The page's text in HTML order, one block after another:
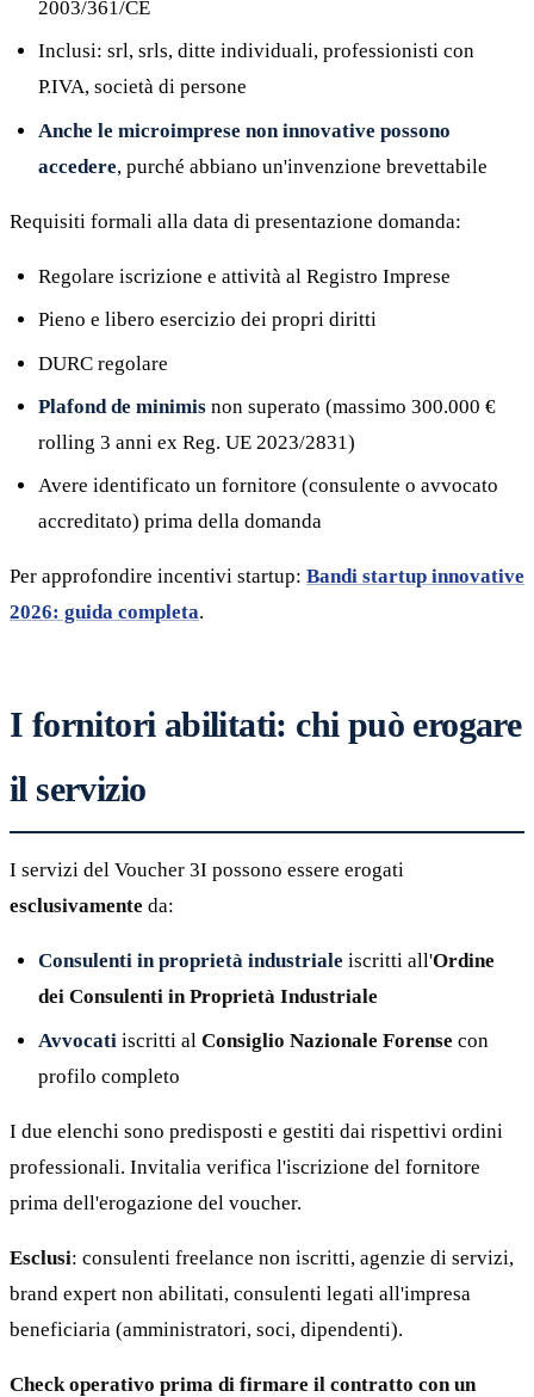
2003/361/CE
Inclusi: srl, srls, ditte individuali, professionisti con
P.IVA, società di persone
Anche le microimprese non innovative possono
accedere, purché abbiano un'invenzione brevettabile
Requisiti formali alla data di presentazione domanda:
Regolare iscrizione e attività al Registro Imprese
Pieno e libero esercizio dei propri diritti
DURC regolare
Plafond de minimis non superato (massimo 300.000 €
rolling 3 anni ex Reg. UE 2023/2831)
Avere identificato un fornitore (consulente o avvocato
accreditato) prima della domanda
Per approfondire incentivi startup: Bandi startup innovative
2026: guida completa.
I fornitori abilitati: chi può erogare
il servizio
I servizi del Voucher 3I possono essere erogati
esclusivamente da:
Consulenti in proprietà industriale iscritti all'Ordine
dei Consulenti in Proprietà Industriale
Avvocati iscritti al Consiglio Nazionale Forense con
profilo completo
I due elenchi sono predisposti e gestiti dai rispettivi ordini
professionali. Invitalia verifica l'iscrizione del fornitore
prima dell'erogazione del voucher.
Esclusi: consulenti freelance non iscritti, agenzie di servizi,
brand expert non abilitati, consulenti legati all'impresa
beneficiaria (amministratori, soci, dipendenti).
Check operativo prima di firmare il contratto con un